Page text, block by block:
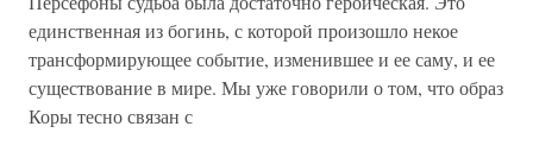
единственная из богинь, с которой произошло некое
трансформирующее событие, изменившее и ее саму, и ее
существование в мире. Мы уже говорили о том, что образ
Коры тесно связан с